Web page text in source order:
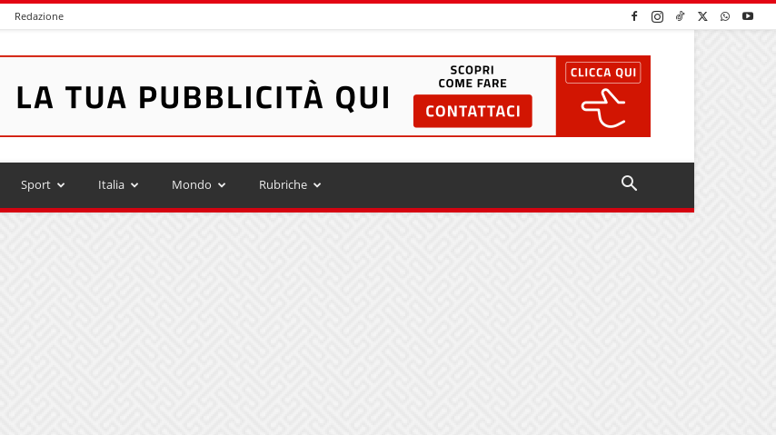
Redazione
Sport Italia Mondo Rubriche